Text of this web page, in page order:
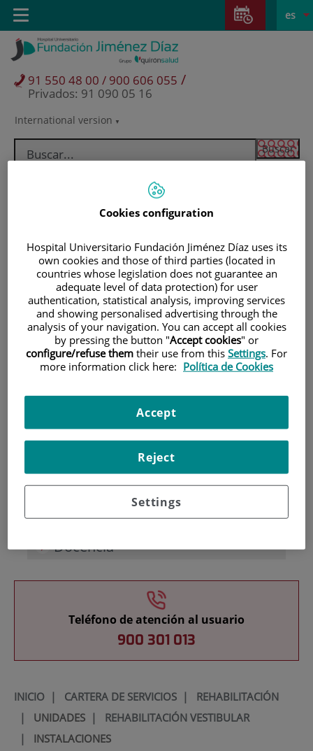
Saltar al contenido
Saltar
contenido
Selector
idioma
activo
es
International version
91 550 48 00 / 900 606 055 /
Privados: 91 090 05 16
Toggle
navigation
Pacientes y visitantes
Investigación
Docencia
Teléfono de atención al usuario
900 301 013
INICIO| CARTERA DE SERVICIOS| REHABILITACIÓN
| UNIDADES| REHABILITACIÓN VESTIBULAR
| INSTALACIONES
Cookies configuration
Hospital Universitario Fundación Jiménez Díaz uses its
own cookies and those of third parties (located in
countries whose legislation does not guarantee an
adequate level of data protection) for user
authentication, statistical analysis, improving services
and showing personalised advertising through the
analysis of your navigation. You can accept all cookies
by pressing the button "Accept cookies" or
configure/refuse them their use from this Settings. For
more information click here: Política de Cookies
Settings
Reject
Accept